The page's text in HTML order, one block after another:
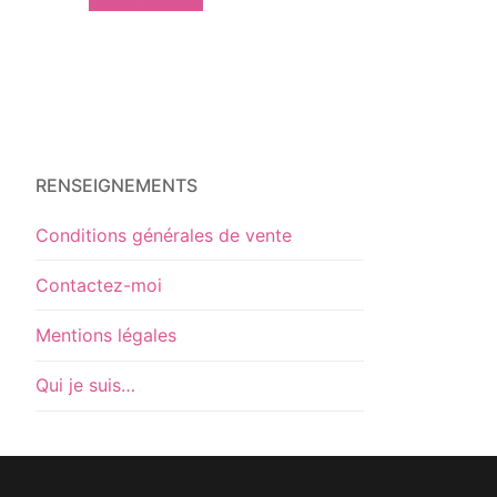
RENSEIGNEMENTS
Conditions générales de vente
Contactez-moi
Mentions légales
Qui je suis…